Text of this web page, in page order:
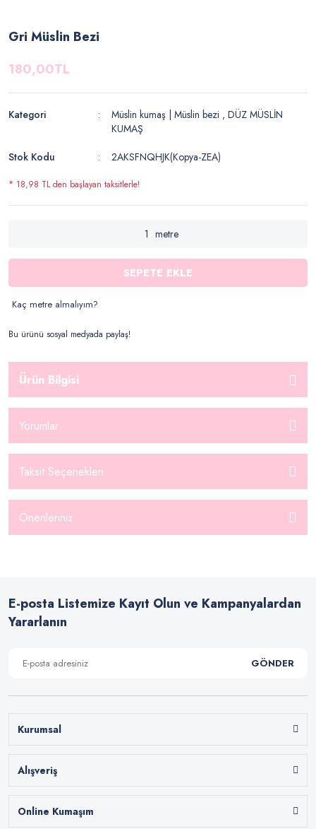
Gri Müslin Bezi
180,00TL
Kategori Müslin kumaş | Müslin bezi ,DÜZ MÜSLİN
KUMAŞ
Stok Kodu
2AKSFNQHJK(Kopya-ZEA)
* 18,98 TL den başlayan taksitlerle!
metre
SEPETE EKLE
Kaç metre almalıyım?
Bu ürünü sosyal medyada paylaş!
Ürün Bilgisi
Yorumlar
Taksit Seçenekleri
Önerileriniz
E-posta Listemize Kayıt Olun ve Kampanyalardan
Yararlanın
GÖNDER
Kurumsal
Alışveriş
Online Kumaşım